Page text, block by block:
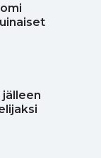
jälleen